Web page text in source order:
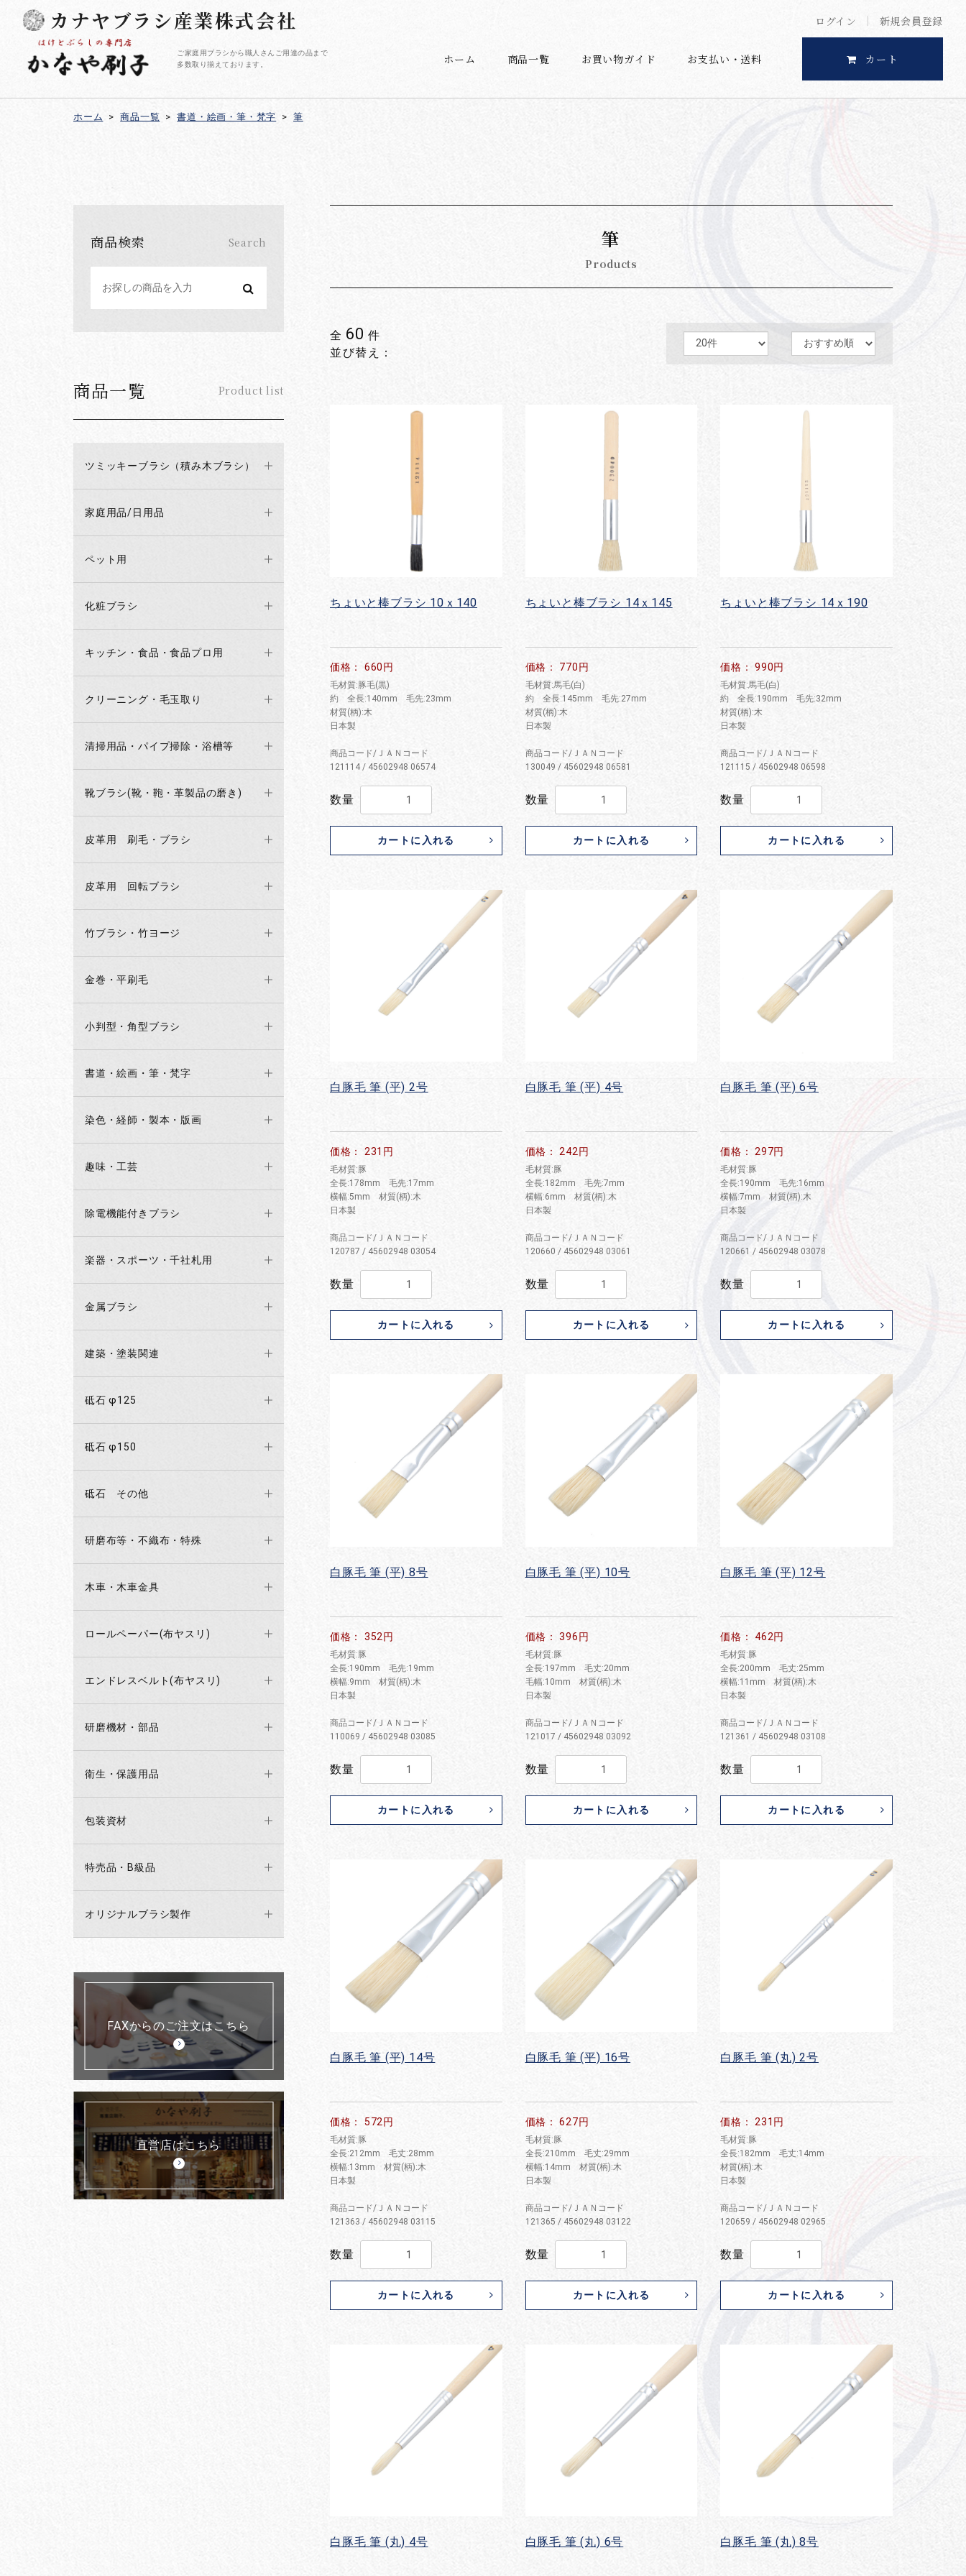
ログイン 新規会員登録
カナヤブラシ産業株式会社
ご家庭用ブラシから職人さんご用達の品まで
多数取り揃えております。
ホーム 商品一覧 お買い物ガイド お支払い・送料 カート
ホーム > 商品一覧 > 書道・絵画・筆・梵字 > 筆
商品検索 Search
商品一覧 Product list
ツミッキーブラシ（積み木ブラシ）
家庭用品/日用品
ペット用
化粧ブラシ
キッチン・食品・食品プロ用
クリーニング・毛玉取り
清掃用品・パイプ掃除・浴槽等
靴ブラシ(靴・鞄・革製品の磨き)
皮革用 刷毛・ブラシ
皮革用 回転ブラシ
竹ブラシ・竹ヨージ
金巻・平刷毛
小判型・角型ブラシ
書道・絵画・筆・梵字
染色・経師・製本・版画
趣味・工芸
除電機能付きブラシ
楽器・スポーツ・千社札用
金属ブラシ
建築・塗装関連
砥石 φ125
砥石 φ150
砥石 その他
研磨布等・不織布・特殊
木車・木車金具
ロールペーパー(布ヤスリ)
エンドレスベルト(布ヤスリ)
研磨機材・部品
衛生・保護用品
包装資材
特売品・B級品
オリジナルブラシ製作
FAXからのご注文はこちら
直営店はこちら
筆
Products
全 60 件
並び替え：
ちょいと棒ブラシ 10ｘ140
価格： 660円
毛材質:豚毛(黒)
約 全長:140mm 毛先:23mm
材質(柄):木
日本製
商品コード/ＪＡＮコード
121114 / 45602948 06574
数量
カートに入れる
ちょいと棒ブラシ 14ｘ145
価格： 770円
毛材質:馬毛(白)
約 全長:145mm 毛先:27mm
材質(柄):木
日本製
商品コード/ＪＡＮコード
130049 / 45602948 06581
数量
カートに入れる
ちょいと棒ブラシ 14ｘ190
価格： 990円
毛材質:馬毛(白)
約 全長:190mm 毛先:32mm
材質(柄):木
日本製
商品コード/ＪＡＮコード
121115 / 45602948 06598
数量
カートに入れる
白豚毛 筆 (平) 2号
価格： 231円
毛材質:豚
全長:178mm 毛先:17mm
横幅:5mm 材質(柄):木
日本製
商品コード/ＪＡＮコード
120787 / 45602948 03054
数量
カートに入れる
白豚毛 筆 (平) 4号
価格： 242円
毛材質:豚
全長:182mm 毛先:7mm
横幅:6mm 材質(柄):木
日本製
商品コード/ＪＡＮコード
120660 / 45602948 03061
数量
カートに入れる
白豚毛 筆 (平) 6号
価格： 297円
毛材質:豚
全長:190mm 毛先:16mm
横幅:7mm 材質(柄):木
日本製
商品コード/ＪＡＮコード
120661 / 45602948 03078
数量
カートに入れる
白豚毛 筆 (平) 8号
価格： 352円
毛材質:豚
全長:190mm 毛先:19mm
横幅:9mm 材質(柄):木
日本製
商品コード/ＪＡＮコード
110069 / 45602948 03085
数量
カートに入れる
白豚毛 筆 (平) 10号
価格： 396円
毛材質:豚
全長:197mm 毛丈:20mm
毛幅:10mm 材質(柄):木
日本製
商品コード/ＪＡＮコード
121017 / 45602948 03092
数量
カートに入れる
白豚毛 筆 (平) 12号
価格： 462円
毛材質:豚
全長:200mm 毛丈:25mm
横幅:11mm 材質(柄):木
日本製
商品コード/ＪＡＮコード
121361 / 45602948 03108
数量
カートに入れる
白豚毛 筆 (平) 14号
価格： 572円
毛材質:豚
全長:212mm 毛丈:28mm
横幅:13mm 材質(柄):木
日本製
商品コード/ＪＡＮコード
121363 / 45602948 03115
数量
カートに入れる
白豚毛 筆 (平) 16号
価格： 627円
毛材質:豚
全長:210mm 毛丈:29mm
横幅:14mm 材質(柄):木
日本製
商品コード/ＪＡＮコード
121365 / 45602948 03122
数量
カートに入れる
白豚毛 筆 (丸) 2号
価格： 231円
毛材質:豚
全長:182mm 毛丈:14mm
材質(柄):木
日本製
商品コード/ＪＡＮコード
120659 / 45602948 02965
数量
カートに入れる
白豚毛 筆 (丸) 4号 白豚毛 筆 (丸) 6号 白豚毛 筆 (丸) 8号